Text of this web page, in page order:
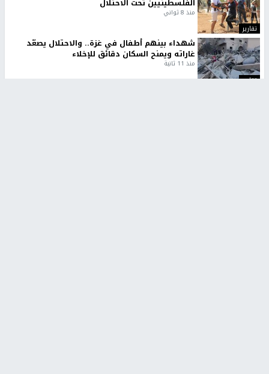
تقارير
منذ 8 ثواني
تقارير
شهداء بينهم أطفال في غزة.. والاحتلال يصعّد
غاراته ويمنح السكان دقائق للإخلاء
منذ 11 ثانية